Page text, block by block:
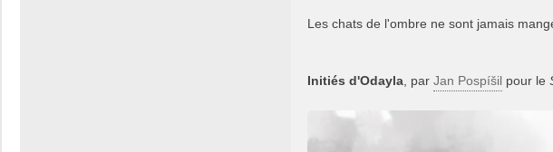
Les chats de l'ombre ne sont jamais
Initiés d'Odayla , par Jan Pospíšil pour le